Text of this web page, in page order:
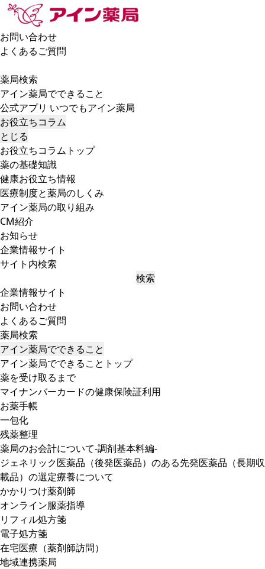
お問い合わせ
よくあるご質問
薬局検索
アイン薬局でできること
公式アプリ いつでもアイン薬局
お役立ちコラム
とじる
お役立ちコラムトップ
薬の基礎知識
健康お役立ち情報
医療制度と薬局のしくみ
アイン薬局の取り組み
CM紹介
お知らせ
企業情報サイト
サイト内検索
検索
企業情報サイト
お問い合わせ
よくあるご質問
薬局検索
アイン薬局でできること
アイン薬局でできることトップ
薬を受け取るまで
マイナンバーカードの健康保険証利用
お薬手帳
一包化
残薬整理
薬局のお会計について-調剤基本料編-
ジェネリック医薬品（後発医薬品）のある先発医薬品（長期収
載品）の選定療養について
かかりつけ薬剤師
オンライン服薬指導
リフィル処方箋
電子処方箋
在宅医療（薬剤師訪問）
地域連携薬局